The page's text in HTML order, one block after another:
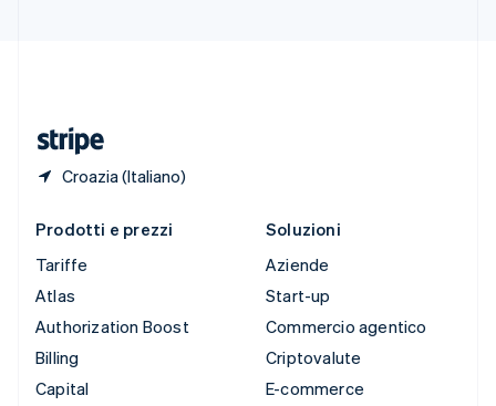
Croazia (Italiano)
Prodotti e prezzi
Tariffe
Atlas
Authorization Boost
Billing
Capital
Soluzioni
Aziende
Start-up
Commercio agentico
Criptovalute
E-commerce